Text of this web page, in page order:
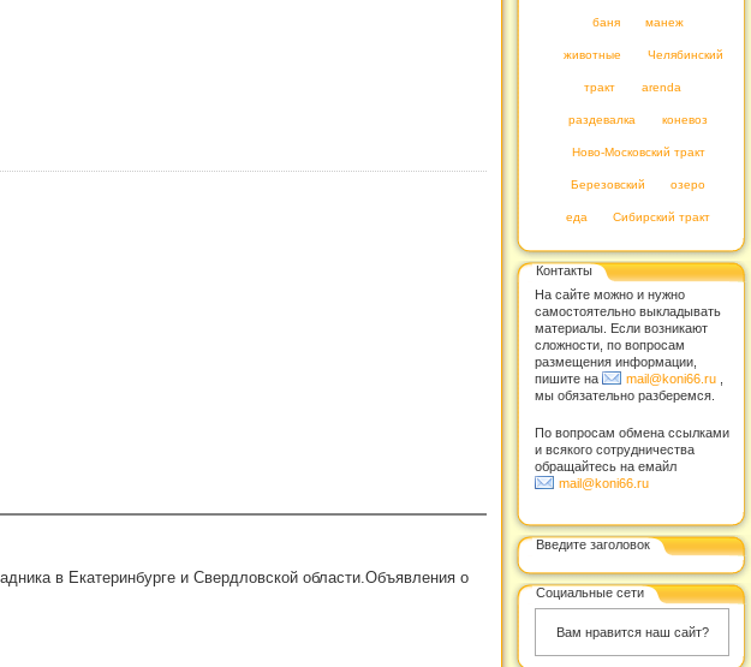
в Екатеринбурге и Свердловской области.Объявления о
баня манеж
животные Челябинский
тракт arenda
раздевалка коневоз
Ново-Московский тракт
Березовский озеро
еда Сибирский тракт
Контакты
На сайте можно и нужно
самостоятельно выкладывать
материалы. Если возникают
сложности, по вопросам
размещения информации,
пишите на
mail@koni66.ru
мы обязательно разберемся.
По вопросам обмена ссылками
и всякого сотрудничества
обращайтесь на емайл
mail@koni66.ru
Введите заголовок
Социальные сети
Вам нравится наш сайт?